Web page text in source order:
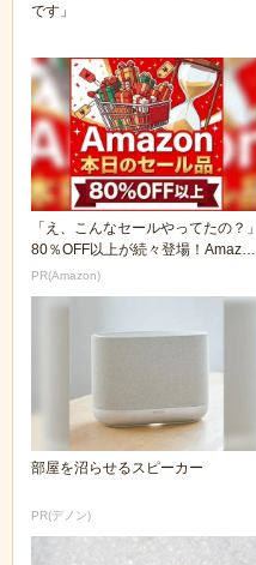
です」
「え、こんなセールやってたの？」
80％OFF以上が続々登場！Amazon
の本気が...
PR(Amazon)
部屋を沼らせるスピーカー
PR(デノン)